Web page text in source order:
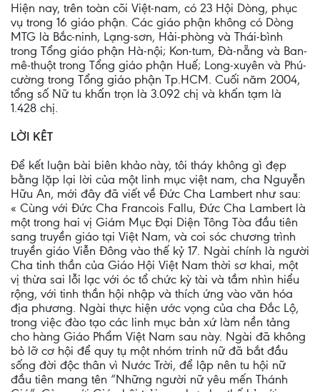
Hiện nay, trên toàn cõi Việt-nam, có 23 Hội Dòng, phục
vụ trong 16 giáo phận. Các giáo phận không có Dòng
MTG là Bắc-ninh, Lạng-sơn, Hải-phòng và Thái-bình
trong Tổng giáo phận Hà-nội; Kon-tum, Đà-nẵng và Ban-
mê-thuột trong Tổng giáo phận Huế; Long-xuyên và Phú-
cường trong Tổng giáo phận Tp.HCM. Cuối năm 2004,
tổng số Nữ tu khấn trọn là 3.092 chị và khấn tạm là
1.428 chị.
LỜI KÊT
Ðể kết luận bài biên khảo này, tôi tháy không gì đẹp
bằng lặp lại lời của một linh mục việt nam, cha Nguyễn
Hữu An, mới đây đã viết về Ðức Cha Lambert như sau:
« Cùng với Đức Cha Francois Fallu, Đức Cha Lambert là
một trong hai vị Giám Mục Đại Diện Tông Tòa đầu tiên
sang truyền giáo tại Việt Nam, và coi sóc chương trình
truyền giáo Viễn Đông vào thế kỷ 17. Ngài chính là người
Cha tinh thần của Giáo Hội Việt Nam thời sơ khai, một
vị thừa sai lỗi lạc với óc tổ chức kỳ tài và tầm nhìn hiểu
rộng, với tinh thần hội nhập và thích ứng vào văn hóa
địa phương. Ngài thực hiện ước vọng của cha Đắc Lộ,
trong việc đào tạo các linh mục bản xứ làm nền tảng
cho hàng Giáo Phẩm Việt Nam sau này. Ngài đã không
bỏ lỡ cơ hội để quy tụ một nhóm trinh nữ đã bắt đầu
sống đời độc thân vì Nước Trời, để lập nên tu hội nữ
đầu tiên mang tên “Những người nữ yêu mến Thánh